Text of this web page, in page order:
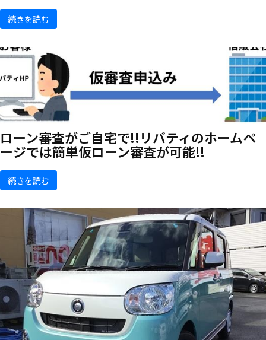
続きを読む
ローン審査がご自宅で!!リバティのホームペ
ージでは簡単仮ローン審査が可能!!
続きを読む